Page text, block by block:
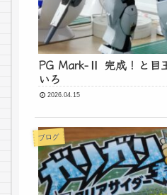
PG Mark-Ⅱ 完成！と目
いろ
2026.04.15
ブログ